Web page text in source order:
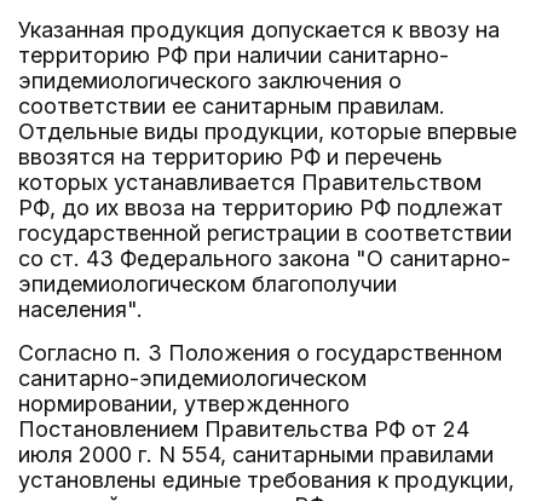
Указанная продукция допускается к ввозу на
территорию РФ при наличии санитарно-
эпидемиологического заключения о
соответствии ее санитарным правилам.
Отдельные виды продукции, которые впервые
ввозятся на территорию РФ и перечень
которых устанавливается Правительством
РФ, до их ввоза на территорию РФ подлежат
государственной регистрации в соответствии
со ст. 43 Федерального закона "О санитарно-
эпидемиологическом благополучии
населения".
Согласно п. 3 Положения о государственном
санитарно-эпидемиологическом
нормировании, утвержденного
Постановлением Правительства РФ от 24
июля 2000 г. N 554, санитарными правилами
установлены единые требования к продукции,